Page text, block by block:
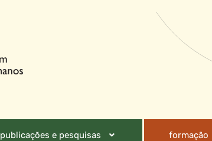
publicações e pesquisas formação